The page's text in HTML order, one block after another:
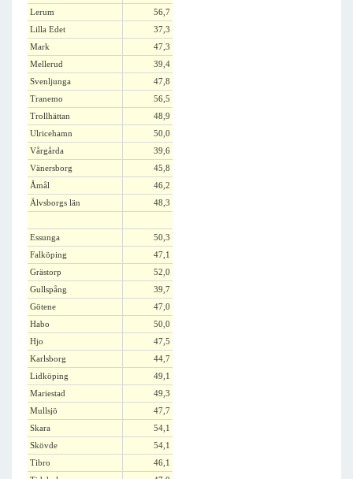
Lerum
56,7
Lilla Edet
37,3
Mark
47,3
Mellerud
39,4
Svenljunga
47,8
Tranemo
56,5
Trollhättan
48,9
Ulricehamn
50,0
Vårgårda
39,6
Vänersborg
45,8
Åmål
46,2
Älvsborgs län
48,3
Essunga
50,3
Falköping
47,1
Grästorp
52,0
Gullspång
39,7
Götene
47,0
Habo
50,0
Hjo
47,5
Karlsborg
44,7
Lidköping
49,1
Mariestad
49,3
Mullsjö
47,7
Skara
54,1
Skövde
54,1
Tibro
46,1